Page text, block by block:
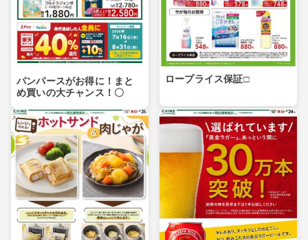
パンパースがお得に！まと
め買いの大チャンス！〇
ロープライス保証□